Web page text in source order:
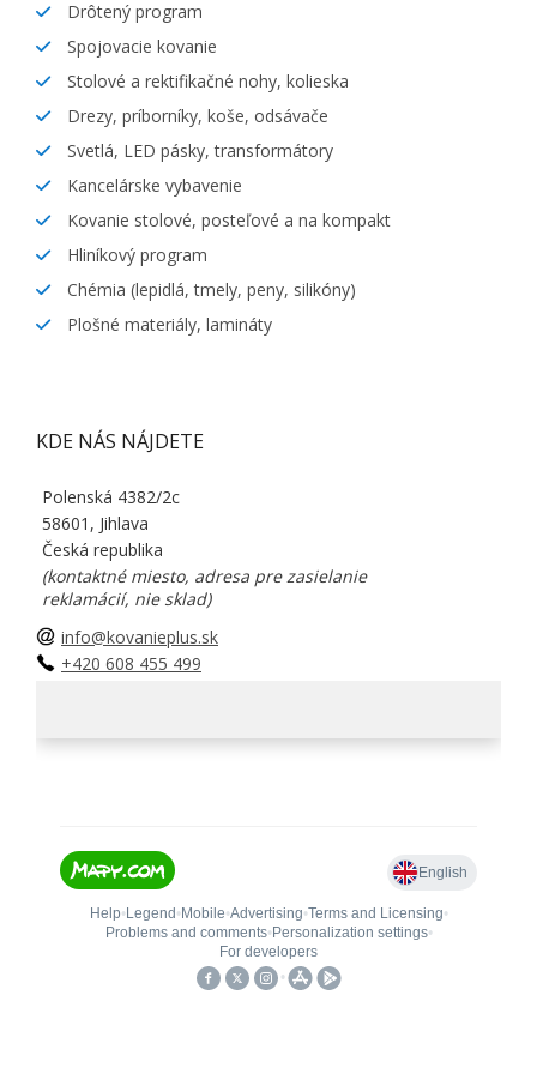
Drôtený program
Spojovacie kovanie
Stolové a rektifikačné nohy, kolieska
Drezy, príborníky, koše, odsávače
Svetlá, LED pásky, transformátory
Kancelárske vybavenie
Kovanie stolové, posteľové a na kompakt
Hliníkový program
Chémia (lepidlá, tmely, peny, silikóny)
Plošné materiály, lamináty
KDE NÁS NÁJDETE
Polenská 4382/2c
58601, Jihlava
Česká republika
(kontaktné miesto, adresa pre zasielanie
reklamácií, nie sklad)
info@kovanieplus.sk
+420 608 455 499